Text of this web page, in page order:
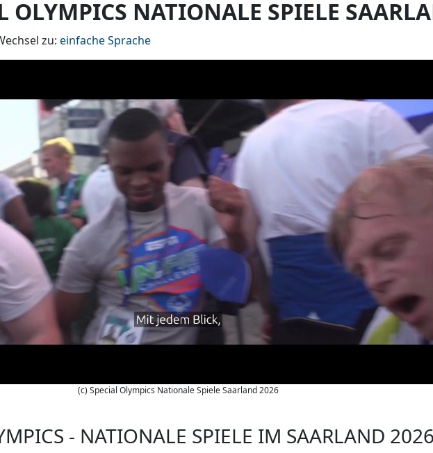
OLYMPICS NATIONALE SPIELE
zu: einfache Sprache
(c) Special Olympics Nationale Spiele Saarland 2026
- NATIONALE SPIELE IM SAARLAND 2026